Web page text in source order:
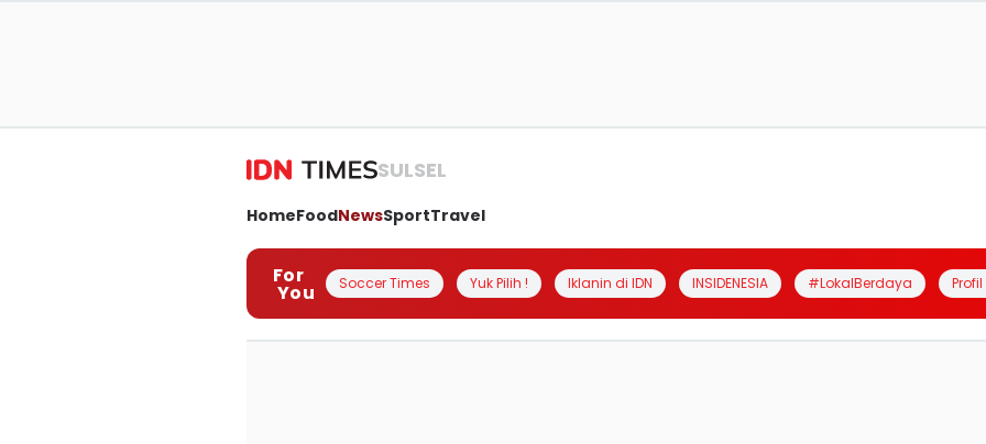
SULSEL
HomeFoodNewsSportTravel
For
You Soccer Times Yuk Pilih ! Iklanin di IDN INSIDENESIA #LokalBerdaya